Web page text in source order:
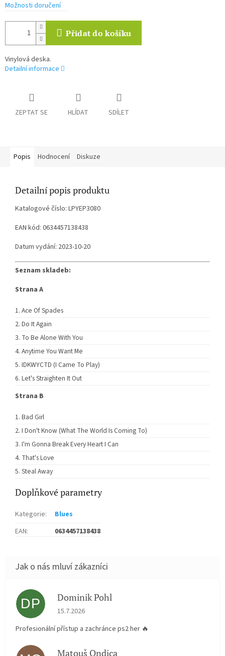
Možnosti doručení
Přidat do košíku
Vinylová deska.
Detailní informace
ZEPTAT SE HLÍDAT SDÍLET
Popis Hodnocení Diskuze
Detailní popis produktu
Katalogové číslo: LPYEP3080
EAN kód: 0634457138438
Datum vydání: 2023-10-20
Seznam skladeb:
Strana A
Ace Of Spades
Do It Again
To Be Alone With You
Anytime You Want Me
IDKWYCTD (I Came To Play)
Let's Straighten It Out
Strana B
Bad Girl
I Don't Know (What The World Is Coming To)
I'm Gonna Break Every Heart I Can
That's Love
Steal Away
Doplňkové parametry
Kategorie:
Blues
EAN: 0634457138438
DP Dominik Pohl
Hodnocení obchodu je 5 z 5 hvězdiček.
15.7.2026
Profesionální přístup a zachránce ps2 her 🔥
Matouš Ondica